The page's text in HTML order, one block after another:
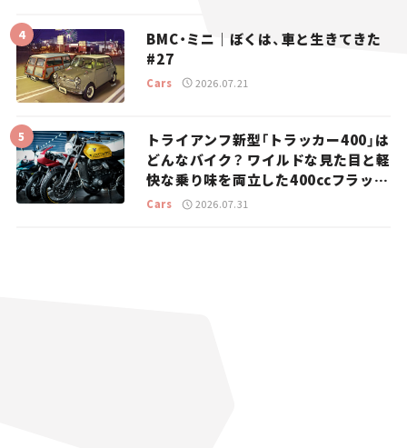
BMC・ミニ｜ぼくは、車と生きてきた
#27
Cars 2026.07.21
トライアンフ新型「トラッカー400」は
どんなバイク？ ワイルドな見た目と軽
快な乗り味を両立した400ccフラット
トラッカー【試乗レビュー】
Cars 2026.07.31